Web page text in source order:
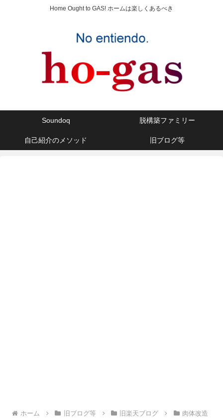
Home Ought to GAS! ホームは楽しくあるべき
Soundoq 脱構築ファミリー
自己紹介のメソッド 旧ブログ等
ホーム 旧ブログ等 旧楽天ブログ
肉体改造